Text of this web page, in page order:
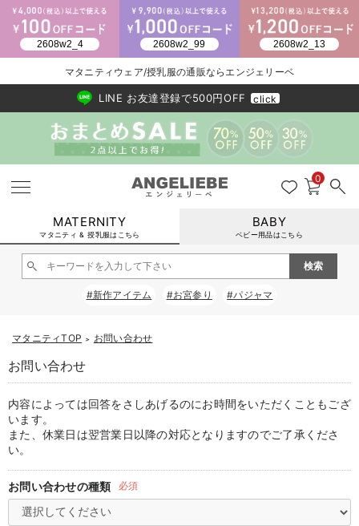
戻る
マタニティウェア全て
マタニティ ワンピース
マタニティ パンツ
マタニティ スカート
マタニティ トップス
マタニティ アウター（コート）・ママコート
戻る
マタニティ 下着・インナー全て
マタニティ ショーツ
妊婦帯・腹帯・産前ガードル
マタニティ 授乳 キャミソール
産褥ショーツ
骨盤・マタニティベルト （妊娠中・産後）
戻る
授乳ワンピース
授乳トップス
戻る
マタニティ フォーマル全て
マタニティ スーツ
マタニティ オフィス 通勤服
マタニティ ドレス（結婚式・お呼ばれ）
マタニティ フォーマル パンツ・ボトムス
戻る
妊婦用 抱き枕・授乳クッション
授乳 ケープ
戻る
マタニティレッグウェア全て
マタニティストッキング・タイツ
マタニティレギンス
戻る
マタニティ ボディケア全て
妊娠線クリーム
戻る
アウトレット全て
【アウトレット】ワンピース
【アウトレット】トップス・授乳トップス
【アウトレット】ボトムス
【アウトレット】パジャマ
【アウトレット】インナー
【アウトレット】ベビー
戻る
抗菌防臭加工
透け防止
見えてもカワイイ
コットン素材
冷房対策
接触冷感素材
戻る
再入荷｜インナー
再入荷｜アウター
送料無料アイテム全て
パンツ
スカート
パジャマ
インナー
ブラキャミ おまとめ
MAX55%OFF ブラックフ
【37周年祭セール】
気温差別オススメア
マタニティウェア
こだわりの履き心地
レギンス
オフィス
きれいめスカート派
きれいめ美脚パンツ派
ツィード派
王道シンプル派
出産準備応援割全て
ベビー
【フォーマル】トッ
【ベビー】グッズ
コンビ肌着
短肌着
セット
快適ウェア10%OFF
春のマタニティワン
Iライン ・タイトシル
ジャンパースカート/
ワーク・オフィス
カジュアル
Gift Selection 出産
〜10,000円（税込）
10,001円（税込）〜
女の子におススメの
男の子におススメの
冬の冷え対策インナ
腹巻・ひざ上パンツ
保温&リカバリー
レギンス・タイツ
カップ付きインナー
入院準備の持ち物チ
産後に使うグッズ
冬のあったか特集全て
【冬のあったか特集
【冬のあったか特集
マタニティウェア/授乳服の通販ならエンジェリーベ
2026/NewArrival
送料495円(一部地域を除く) 7,700円以上で送料無料
LINE お友達登録で500円OFF click
0
MATERNITY
マタニティ & 授乳服はこちら
BABY
ベビー用品はこちら
#新作アイテム #お宮参り #パジャマ
マタニティTOP ＞ お問い合わせ
お問い合わせ
内容によっては回答をさしあげるのにお時間をいただくこともござ
います。
また、休業日は翌営業日以降の対応となりますのでご了承くださ
い。
お問い合わせの種類 必須